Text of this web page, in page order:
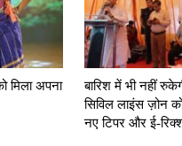
मिला अपना
बारिश में भी नहीं
सिविल लाइंस ज़ोन
नए टिपर और ई-